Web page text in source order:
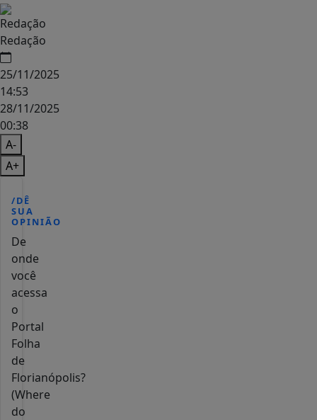
Redação
25/11/2025
14:53
28/11/2025
00:38
A-
A+
/DÊ
SUA
OPINIÃO
De
onde
você
acessa
o
Portal
Folha
de
Florianópolis?
(Where
do